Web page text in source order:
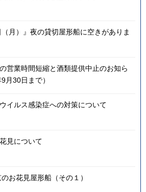
（月）』夜の貸切屋形船に空きがありま
営業時間短縮と酒類提供中止のお知ら
月30日まで）
イルス感染症への対策について
見について
お花見屋形船（その１）